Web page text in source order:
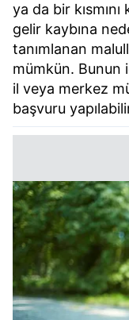
ya da bir
gelir kaybına
tanımlanan
mümkün. Bunun
il veya merkez
başvuru